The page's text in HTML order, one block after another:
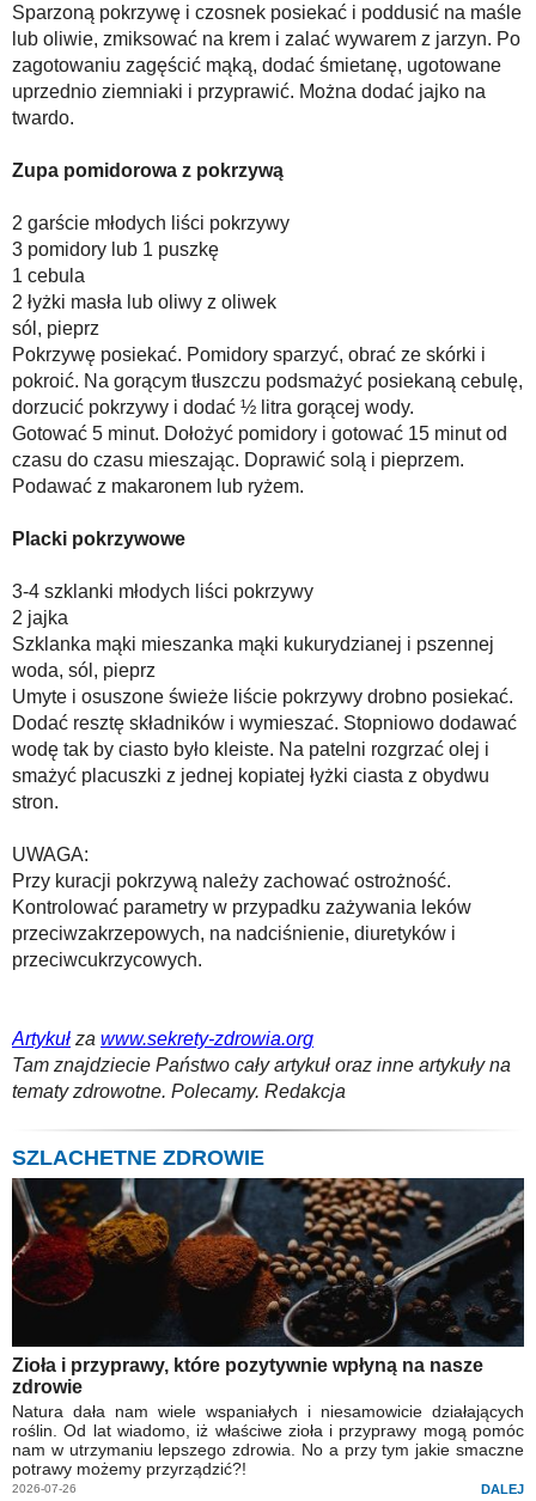
Sparzoną pokrzywę i czosnek posiekać i poddusić na maśle
lub oliwie, zmiksować na krem i zalać wywarem z jarzyn. Po
zagotowaniu zagęścić mąką, dodać śmietanę, ugotowane
uprzednio ziemniaki i przyprawić. Można dodać jajko na
twardo.
Zupa pomidorowa z pokrzywą
2 garście młodych liści pokrzywy
3 pomidory lub 1 puszkę
1 cebula
2 łyżki masła lub oliwy z oliwek
sól, pieprz
Pokrzywę posiekać. Pomidory sparzyć, obrać ze skórki i
pokroić. Na gorącym tłuszczu podsmażyć posiekaną cebulę,
dorzucić pokrzywy i dodać ½ litra gorącej wody.
Gotować 5 minut. Dołożyć pomidory i gotować 15 minut od
czasu do czasu mieszając. Doprawić solą i pieprzem.
Podawać z makaronem lub ryżem.
Placki pokrzywowe
3-4 szklanki młodych liści pokrzywy
2 jajka
Szklanka mąki mieszanka mąki kukurydzianej i pszennej
woda, sól, pieprz
Umyte i osuszone świeże liście pokrzywy drobno posiekać.
Dodać resztę składników i wymieszać. Stopniowo dodawać
wodę tak by ciasto było kleiste. Na patelni rozgrzać olej i
smażyć placuszki z jednej kopiatej łyżki ciasta z obydwu
stron.
UWAGA:
Przy kuracji pokrzywą należy zachować ostrożność.
Kontrolować parametry w przypadku zażywania leków
przeciwzakrzepowych, na nadciśnienie, diuretyków i
przeciwcukrzycowych.
Artykuł za www.sekrety-zdrowia.org
Tam znajdziecie Państwo cały artykuł oraz inne artykuły na
tematy zdrowotne. Polecamy. Redakcja
SZLACHETNE ZDROWIE
Zioła i przyprawy, które pozytywnie wpłyną na nasze
zdrowie
Natura dała nam wiele wspaniałych i niesamowicie działających
roślin. Od lat wiadomo, iż właściwe zioła i przyprawy mogą pomóc
nam w utrzymaniu lepszego zdrowia. No a przy tym jakie smaczne
potrawy możemy przyrządzić?!
2026-07-26 DALEJ